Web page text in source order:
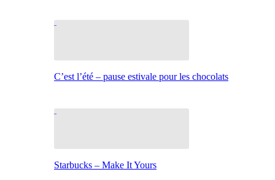
C’est l’été – pause estivale pour les chocolats
Starbucks – Make It Yours